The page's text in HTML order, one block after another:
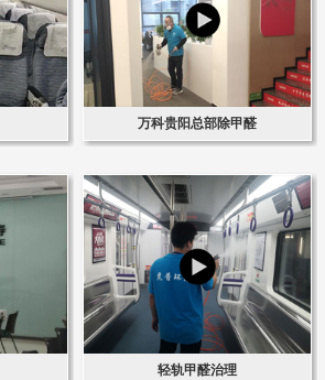
万科贵阳总部除甲醛
轻轨甲醛治理